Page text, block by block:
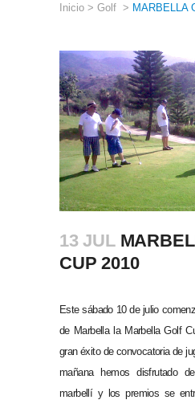
Inicio > Golf > MARBELLA
13 JUL
CUP 2010
Este sábado 10 de julio
de Marbella la Marbella Golf
gran éxito de convocatoria de
mañana hemos disfrutado
marbellí y los premios se